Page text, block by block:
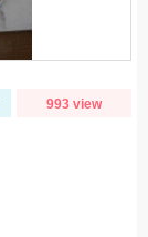
993 view